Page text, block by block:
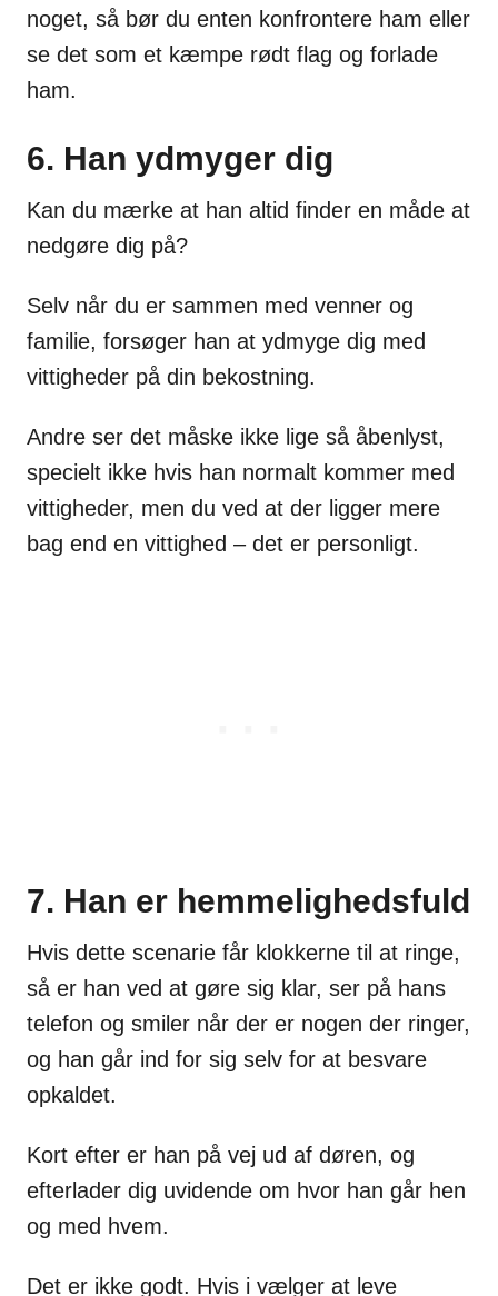
noget, så bør du enten konfrontere ham eller
se det som et kæmpe rødt flag og forlade
ham.
6. Han ydmyger dig
Kan du mærke at han altid finder en måde at
nedgøre dig på?
Selv når du er sammen med venner og
familie, forsøger han at ydmyge dig med
vittigheder på din bekostning.
Andre ser det måske ikke lige så åbenlyst,
specielt ikke hvis han normalt kommer med
vittigheder, men du ved at der ligger mere
bag end en vittighed – det er personligt.
7. Han er hemmelighedsfuld
Hvis dette scenarie får klokkerne til at ringe,
så er han ved at gøre sig klar, ser på hans
telefon og smiler når der er nogen der ringer,
og han går ind for sig selv for at besvare
opkaldet.
Kort efter er han på vej ud af døren, og
efterlader dig uvidende om hvor han går hen
og med hvem.
Det er ikke godt. Hvis i vælger at leve